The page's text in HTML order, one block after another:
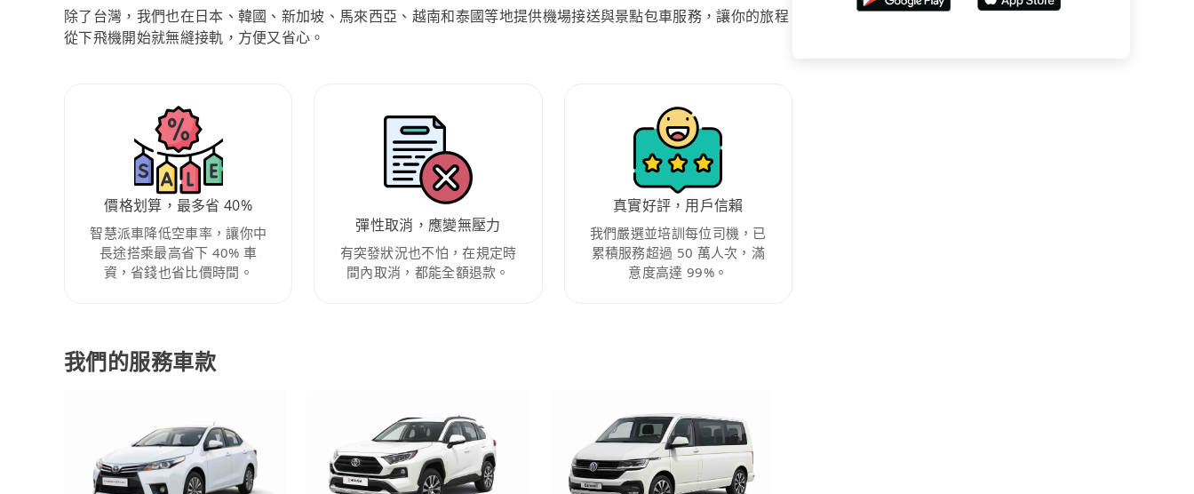
除了台灣，我們也在日本、韓國、新加坡、馬來西亞、越南和泰國等地提供機場接送與景點包車服務，讓你的旅程
從下飛機開始就無縫接軌，方便又省心。
價格划算，最多省 40%
智慧派車降低空車率，讓你中
長途搭乘最高省下 40% 車
資，省錢也省比價時間。
彈性取消，應變無壓力
有突發狀況也不怕，在規定時
間內取消，都能全額退款。
真實好評，用戶信賴
我們嚴選並培訓每位司機，已
累積服務超過 50 萬人次，滿
意度高達 99%。
我們的服務車款